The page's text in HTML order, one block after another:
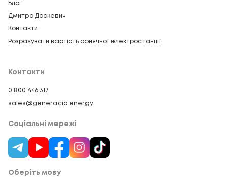
Блог
Дмитро Доскевич
Контакти
Розрахувати вартість сонячної електростанції
Контакти
0 800 446 317
sales@generacia.energy
Соціальні мережі
Оберіть мову